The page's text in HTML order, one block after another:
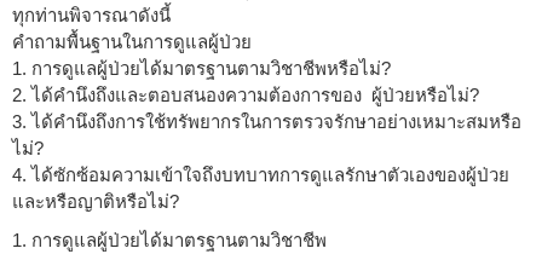
ทุกท่านพิจารณาดังนี้
คำถามพื้นฐานในการดูแลผู้ป่วย
1. การดูแลผู้ป่วยได้มาตรฐานตามวิชาชีพหรือไม่?
2. ได้คำนึงถึงและตอบสนองความต้องการของ ผู้ป่วยหรือไม่?
3. ได้คำนึงถึงการใช้ทรัพยากรในการตรวจรักษาอย่างเหมาะสมหรือ
ไม่?
4. ได้ซักซ้อมความเข้าใจถึงบทบาทการดูแลรักษาตัวเองของผู้ป่วย
และหรือญาติหรือไม่?
1. การดูแลผู้ป่วยได้มาตรฐานตามวิชาชีพ